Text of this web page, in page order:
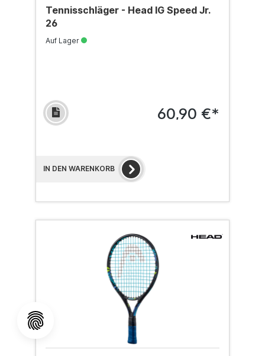
Tennisschläger - Head IG Speed Jr.
26
Auf Lager
60,90 €*
IN DEN WARENKORB